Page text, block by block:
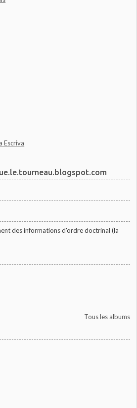
Escriva
des informations d'ordre doctrinal (la
Tous les albums